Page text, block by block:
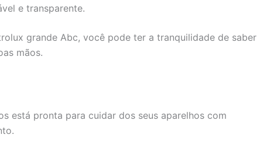
e transparente.
grande Abc, você pode ter a tranquilidade de saber
mãos.
está pronta para cuidar dos seus aparelhos com